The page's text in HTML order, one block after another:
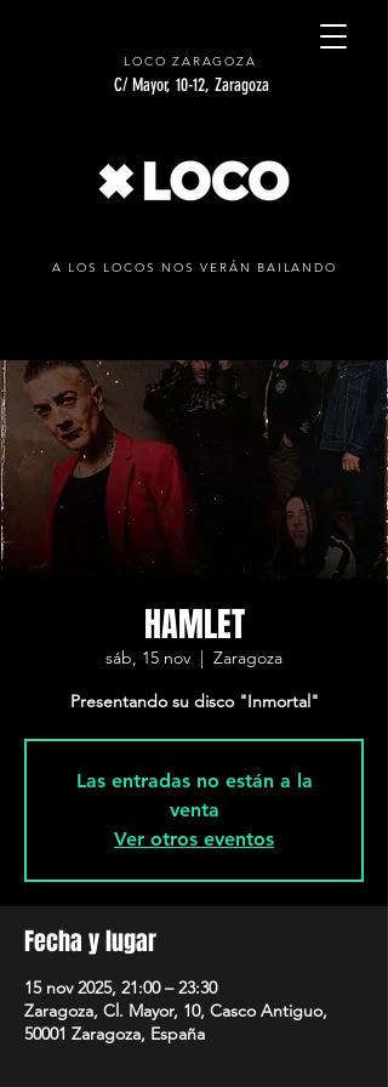
C/ Mayor, 10-12, Zaragoza
A LOS LOCOS NOS VERÁN BAILANDO
LOCO ZARAGOZA
HAMLET
sáb, 15 nov
  |
Zaragoza
Presentando su disco "Inmortal"
Las entradas no están a la
venta
Ver otros eventos
Fecha y lugar
15 nov 2025, 21:00 – 23:30
Zaragoza, Cl. Mayor, 10, Casco Antiguo,
50001 Zaragoza, España